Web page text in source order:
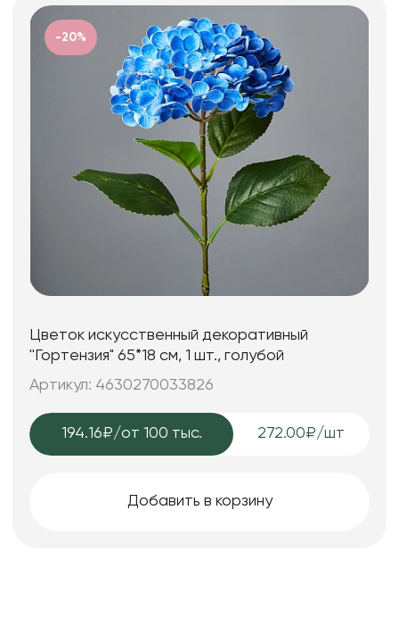
-20%
Цветок искусственный декоративный
''Гортензия" 65*18 см, 1 шт., голубой
Артикул: 4630270033826
194.16₽/от 100 тыс. 272.00₽/шт
Добавить в корзину